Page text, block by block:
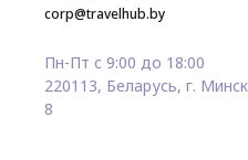
corp@travelhub.by
Пн-Пт с 9:00 до 18:00
220113, Беларусь, г.
8